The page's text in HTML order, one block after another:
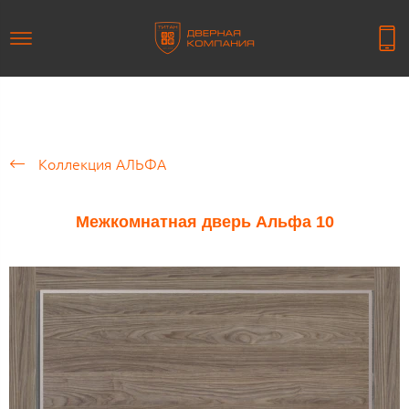
Коллекция АЛЬФА
Межкомнатная дверь Альфа 10